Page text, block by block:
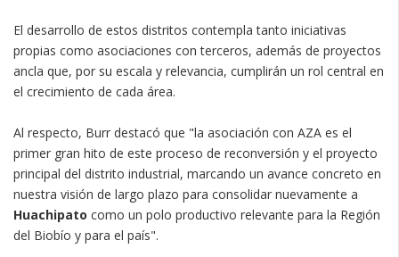
El desarrollo de estos distritos contempla tanto iniciativas
propias como asociaciones con terceros, además de proyectos
ancla que, por su escala y relevancia, cumplirán un rol central en
el crecimiento de cada área.
Al respecto, Burr destacó que "la asociación con AZA es el
primer gran hito de este proceso de reconversión y el proyecto
principal del distrito industrial, marcando un avance concreto en
nuestra visión de largo plazo para consolidar nuevamente a
Huachipato como un polo productivo relevante para la Región
del Biobío y para el país".